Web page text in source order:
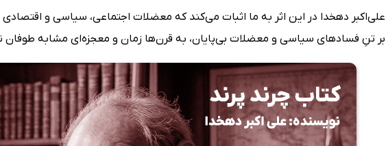
علی‌اکبر دهخدا در این اثر به ما اثبات می‌کند که معضلات اجتماعی، سیاسی و
بر تنِ فسادهای سیاسی و معضلات بی‌پایان، به قرن‌ها زمان و معجزه‌ای مشابه طوفان